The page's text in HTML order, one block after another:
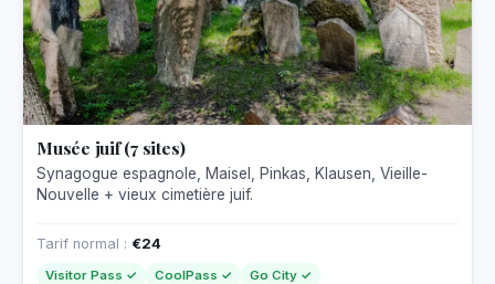
Musée juif (7 sites)
Synagogue espagnole, Maisel, Pinkas, Klausen, Vieille-
Nouvelle + vieux cimetière juif.
Tarif normal : €24
Visitor Pass ✓ CoolPass ✓ Go City ✓